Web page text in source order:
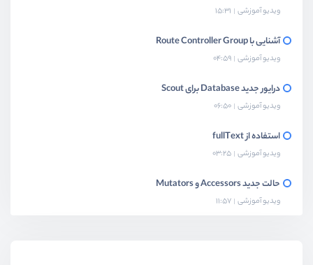
ویدیو آموزشی 15:31
آشنایی با Route Controller Group
ویدیو آموزشی 04:59
درایور جدید Database برای Scout
ویدیو آموزشی 06:50
استفاده از fullText
ویدیو آموزشی 03:25
حالت جدید Accessors و Mutators
ویدیو آموزشی 11:57